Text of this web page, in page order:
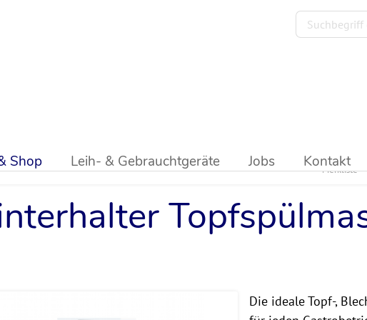
Shop Leih- & Gebrauchtgeräte Jobs Kontakt
Merkliste
Die ideale Topf-,